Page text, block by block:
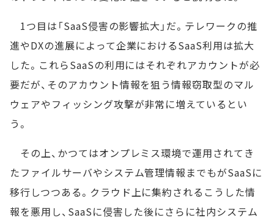
1つ目は「SaaS侵害の影響拡大」だ。テレワークの推
進やDXの進展によって企業におけるSaaS利用は拡大
した。これらSaaSの利用にはそれぞれアカウントが必
要だが、そのアカウント情報を狙う情報窃取型のマル
ウェアやフィッシング攻撃が非常に増えているとい
う。
その上、かつてはオンプレミス環境で運用されてき
たファイルサーバやシステム管理情報までもがSaaSに
移行しつつある。クラウド上に集約されるこうした情
報を悪用し、SaaSに侵害した後にさらに社内システム